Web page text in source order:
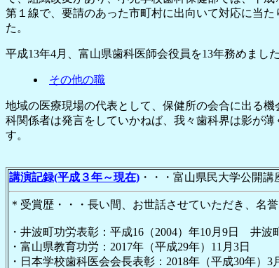
第１線で、要請のあった市町村に出向いて対応に当
た。
平成13年4月、富山県歯科医師会役員を13年務めまし
その他の職
地域の医療現場の代表として、保健所の会合に出る
科関係者は発言をしていかねば、我々歯科界は影が
す
講演記録(平成３年～現在) ・・・富山県民大学公開講
＊受賞歴・・・長い間、お世話させていただき、名
・井波町功労表彰：平成16（2004）年10月9日 井波
・富山県教育功労：2017年（平成29年）11月3日
・日本学校歯科医会会長表彰：2018年（平成30年）3